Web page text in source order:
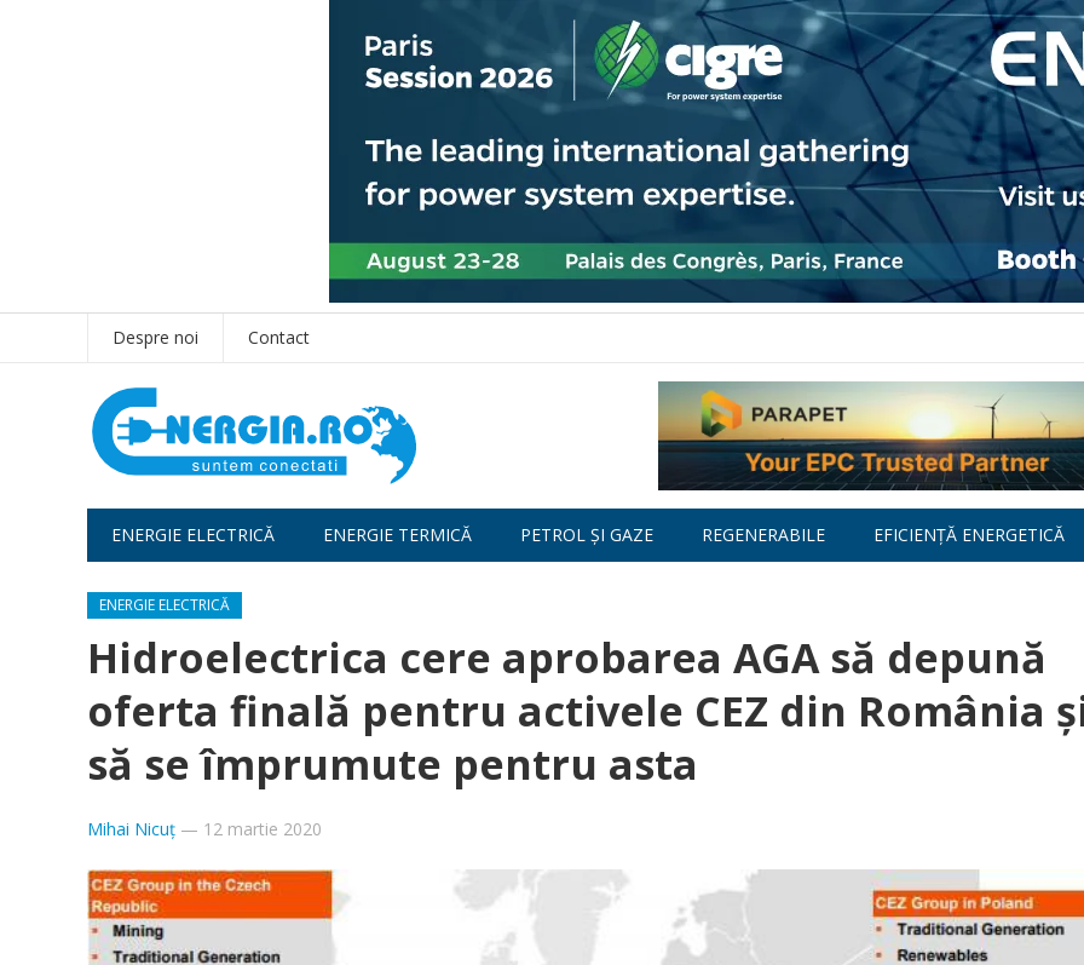
Despre noi Contact
ENERGIE ELECTRICĂ ENERGIE TERMICĂ PETROL ȘI GAZE REGENERABILE EFICIENȚĂ ENERGETICĂ
ENERGIE ELECTRICĂ
Hidroelectrica cere aprobarea AGA să depună
oferta finală pentru activele CEZ din România
să se împrumute pentru asta
Mihai Nicuț — 12 martie 2020